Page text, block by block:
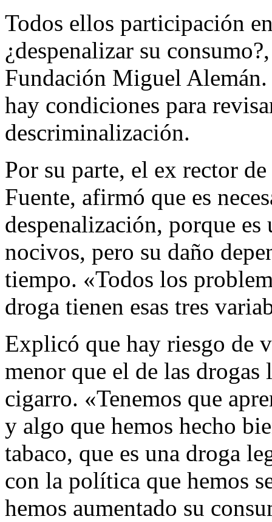
Todos ellos participación
¿despenalizar su
Fundación Miguel
hay condiciones para
descriminalización.
Por su parte, el ex rector
Fuente, afirmó que es
despenalización, porque
nocivos, pero su daño
tiempo. «Todos los
droga tienen esas tres
Explicó que hay riesgo de
menor que el de las
cigarro. «Tenemos que
y algo que hemos hecho
tabaco, que es una droga
con la política que hemos
hemos aumentado su